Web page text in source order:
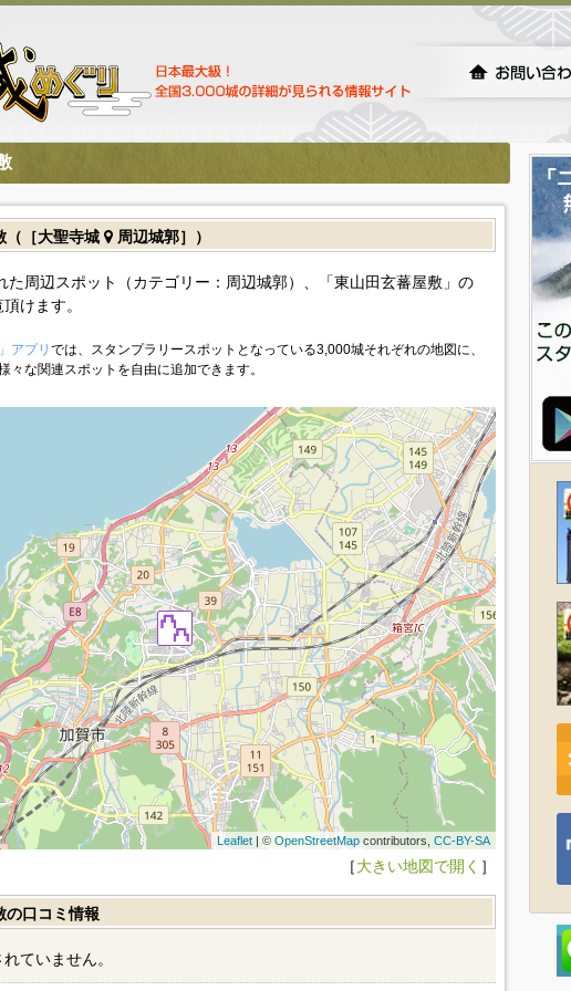
（［大聖寺城 周辺城郭］）
た周辺スポット（カテゴリー：周辺城郭）、「東山田玄蕃屋敷」の
けます。
アプリ では、スタンプラリースポットとなっている3,000城それぞれの地図に、
々な関連スポットを自由に追加できます。
Leaflet| © OpenStreetMapcontributors, CC-BY-SA
［大きい地図で開く ］
の口コミ情報
ていません。